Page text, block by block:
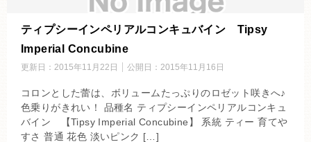
ティプシーインペリアルコンキュバイン Tipsy
Imperial Concubine
更新日： 2015年11月22日 公開日： 2015年11月16日
コロンとした蕾は、ボリュームたっぷりのロゼット咲きへ♪
色乗りがきれい！ 品種名 ティプシーインペリアルコンキュ
バイン 【Tipsy Imperial Concubine】 系統 ティー 育てや
すさ 普通 花色 淡いピンク […]